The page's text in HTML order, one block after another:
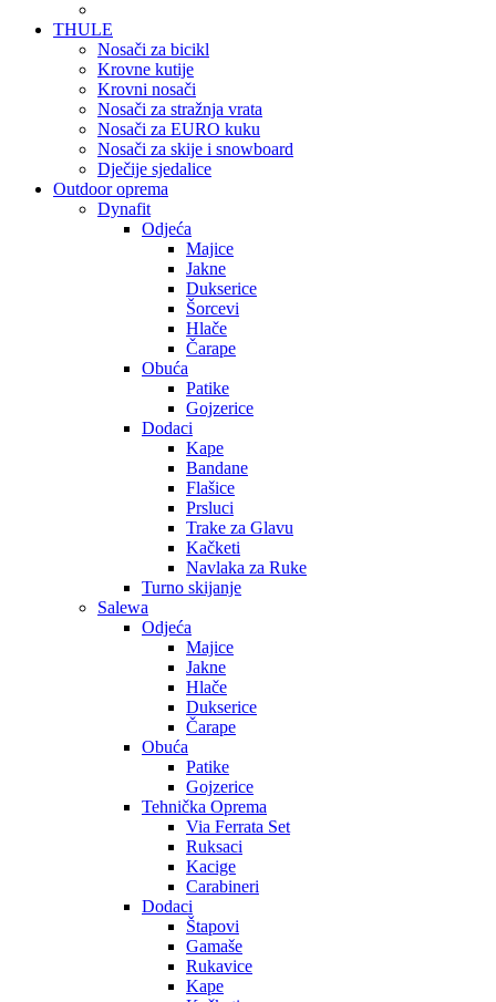
THULE
Nosači za bicikl
Krovne kutije
Krovni nosači
Nosači za stražnja vrata
Nosači za EURO kuku
Nosači za skije i snowboard
Dječije sjedalice
Outdoor oprema
Dynafit
Odjeća
Majice
Jakne
Dukserice
Šorcevi
Hlače
Čarape
Obuća
Patike
Gojzerice
Dodaci
Kape
Bandane
Flašice
Prsluci
Trake za Glavu
Kačketi
Navlaka za Ruke
Turno skijanje
Salewa
Odjeća
Majice
Jakne
Hlače
Dukserice
Čarape
Obuća
Patike
Gojzerice
Tehnička Oprema
Via Ferrata Set
Ruksaci
Kacige
Carabineri
Dodaci
Štapovi
Gamaše
Rukavice
Kape